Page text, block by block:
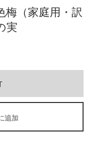
梅（家庭用・訳
実
追加